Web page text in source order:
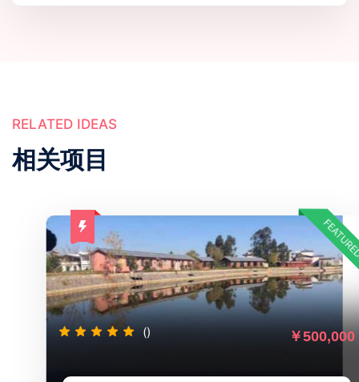
RELATED IDEAS
相关项目
FEATURED
() ￥500,000